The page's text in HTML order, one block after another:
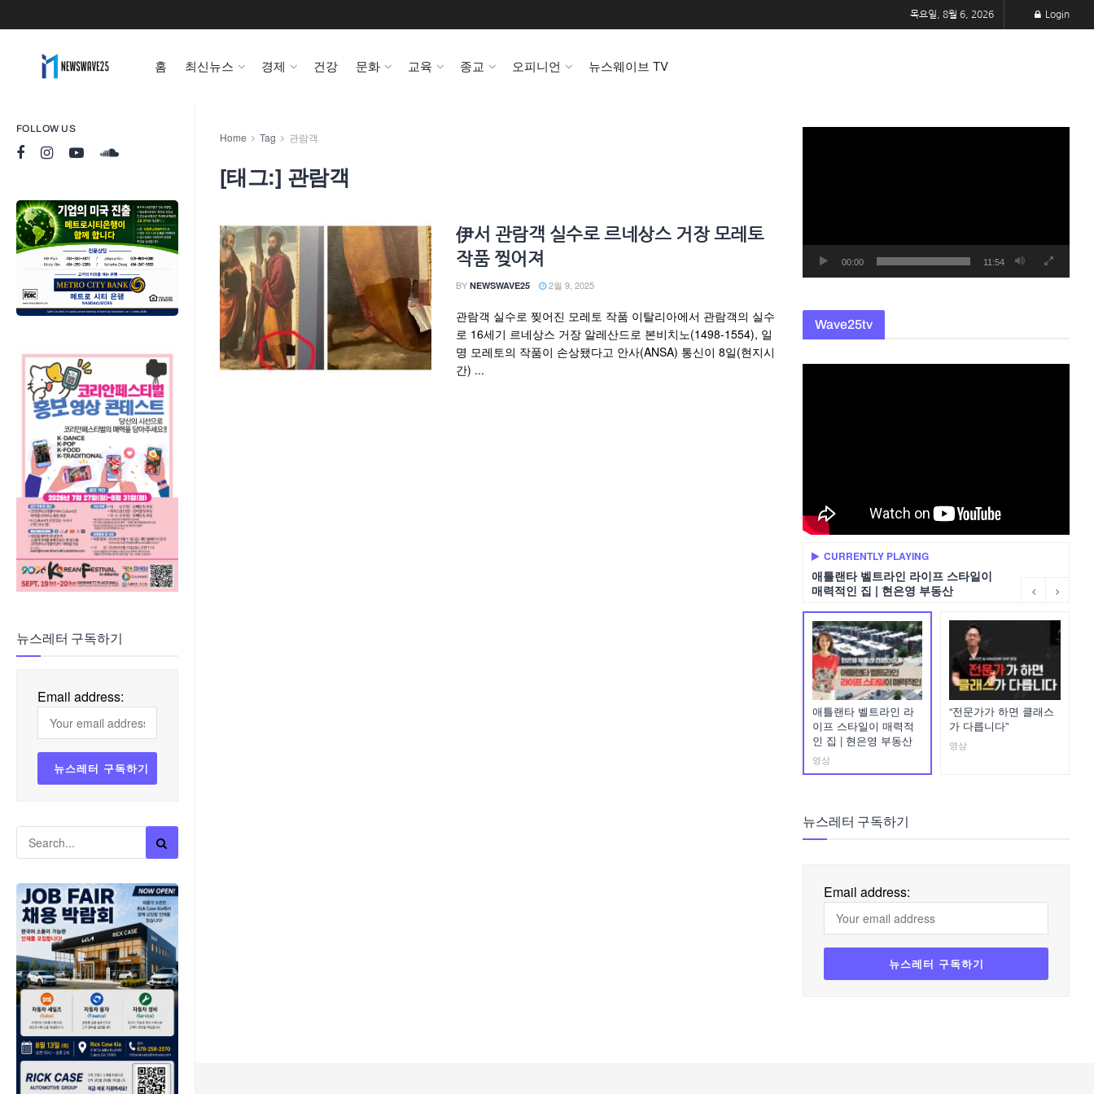
FOLLOW US
뉴스레터 구독하기
Email address:
목요일, 8월 6, 2026 Login
홈 최신뉴스 경제 건강 문화 교육 종교 오피니언 뉴스웨이브 TV
Home Tag 관람객
[태그:] 관람객
伊서 관람객 실수로 르네상스 거장 모레토
작품 찢어져
BY NEWSWAVE25 2월 9, 2025
관람객 실수로 찢어진 모레토 작품 이탈리아에서 관람객의 실수
로 16세기 르네상스 거장 알레산드로 본비치노(1498-1554), 일
명 모레토의 작품이 손상됐다고 안사(ANSA) 통신이 8일(현지시
간) ...
00:00 11:54
Wave25tv
CURRENTLY PLAYING
애틀랜타 벨트라인 라이프 스타일이
매력적인 집 | 현은영 부동산
애틀랜타 벨트라인 라
이프 스타일이 매력적
인 집 | 현은영 부동산
영상
“전문가가 하면 클래스
가 다릅니다”
영상
뉴스레터 구독하기
Email address: